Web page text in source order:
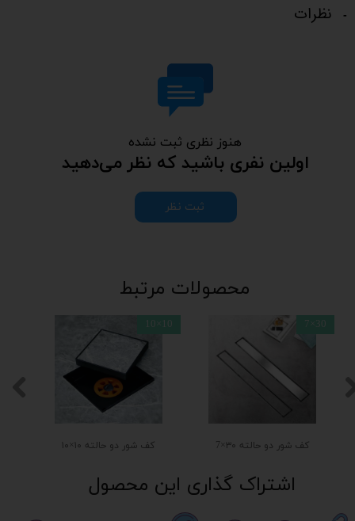
نظرات
هنوز نظری ثبت نشده
اولین نفری باشید که نظر می‌دهید
ثبت نظر
کف شور دو حالته ۱۰×۱۰
10×10
کف شور دو حالته ۳۰×7
30×7
محصولات مرتبط
اشتراک گذاری این محصول